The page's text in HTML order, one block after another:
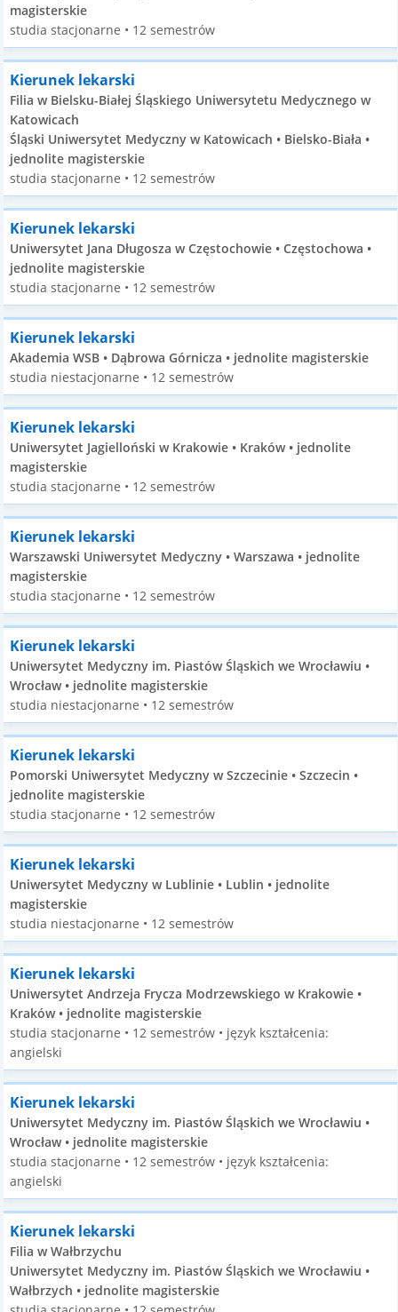
magisterskie
studia stacjonarne • 12 semestrów
Kierunek lekarski
Filia w Bielsku-Białej Śląskiego Uniwersytetu Medycznego w
Katowicach
Śląski Uniwersytet Medyczny w Katowicach • Bielsko-Biała •
jednolite magisterskie
studia stacjonarne • 12 semestrów
Kierunek lekarski
Uniwersytet Jana Długosza w Częstochowie • Częstochowa •
jednolite magisterskie
studia stacjonarne • 12 semestrów
Kierunek lekarski
Akademia WSB • Dąbrowa Górnicza • jednolite magisterskie
studia niestacjonarne • 12 semestrów
Kierunek lekarski
Uniwersytet Jagielloński w Krakowie • Kraków • jednolite
magisterskie
studia stacjonarne • 12 semestrów
Kierunek lekarski
Warszawski Uniwersytet Medyczny • Warszawa • jednolite
magisterskie
studia stacjonarne • 12 semestrów
Kierunek lekarski
Uniwersytet Medyczny im. Piastów Śląskich we Wrocławiu •
Wrocław • jednolite magisterskie
studia niestacjonarne • 12 semestrów
Kierunek lekarski
Pomorski Uniwersytet Medyczny w Szczecinie • Szczecin •
jednolite magisterskie
studia stacjonarne • 12 semestrów
Kierunek lekarski
Uniwersytet Medyczny w Lublinie • Lublin • jednolite
magisterskie
studia niestacjonarne • 12 semestrów
Kierunek lekarski
Uniwersytet Andrzeja Frycza Modrzewskiego w Krakowie •
Kraków • jednolite magisterskie
studia stacjonarne • 12 semestrów • język kształcenia:
angielski
Kierunek lekarski
Uniwersytet Medyczny im. Piastów Śląskich we Wrocławiu •
Wrocław • jednolite magisterskie
studia stacjonarne • 12 semestrów • język kształcenia:
angielski
Kierunek lekarski
Filia w Wałbrzychu
Uniwersytet Medyczny im. Piastów Śląskich we Wrocławiu •
Wałbrzych • jednolite magisterskie